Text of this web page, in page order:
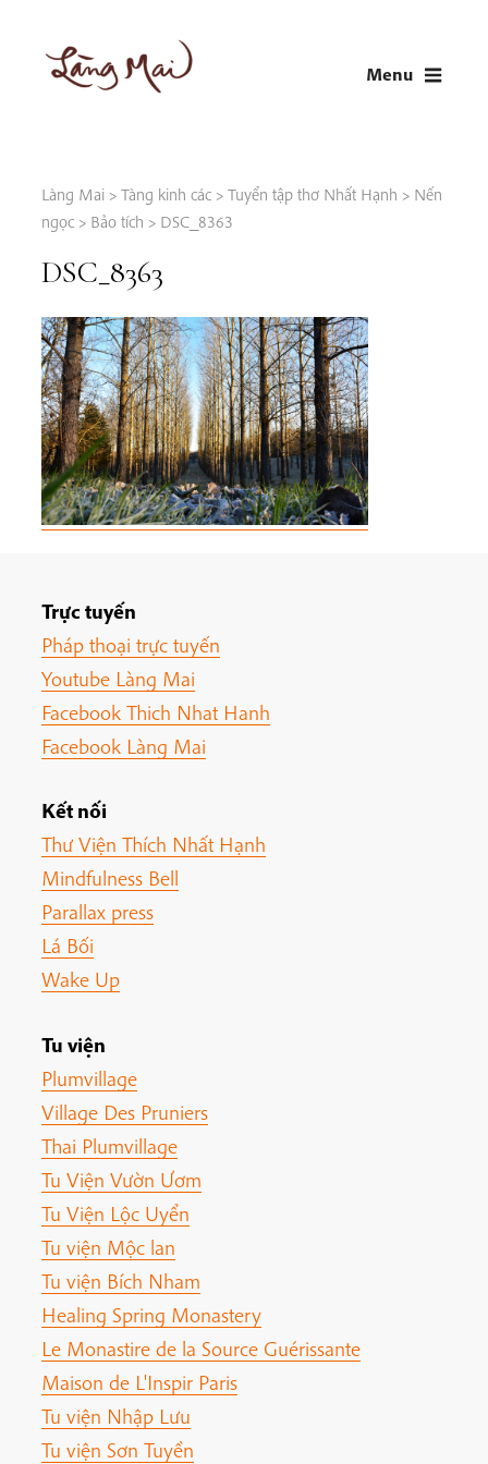
content
Menu
Làng Mai > Tàng kinh các > Tuyển tập thơ Nhất Hạnh > Nến
ngọc > Bảo tích > DSC_8363
DSC_8363
Trực tuyến
Pháp thoại trực tuyến
Youtube Làng Mai
Facebook Thich Nhat Hanh
Facebook Làng Mai
Kết nối
Thư Viện Thích Nhất Hạnh
Mindfulness Bell
Parallax press
Lá Bối
Wake Up
Tu viện
Plumvillage
Village Des Pruniers
Thai Plumvillage
Tu Viện Vườn Ươm
Tu Viện Lộc Uyển
Tu viện Mộc lan
Tu viện Bích Nham
Healing Spring Monastery
Le Monastire de la Source Guérissante
Maison de L'Inspir Paris
Tu viện Nhập Lưu
Tu viện Sơn Tuyền